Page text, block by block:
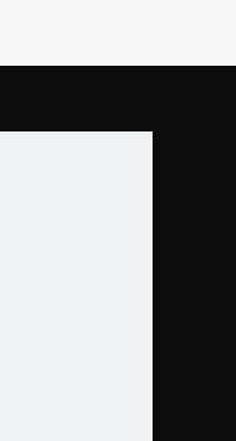
D1200*175mm